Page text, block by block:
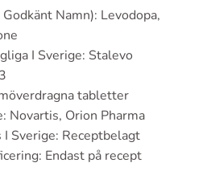
Namn): Levodopa,
I Sverige: Stalevo
tabletter
Novartis, Orion Pharma
Sverige: Receptbelagt
Endast på recept